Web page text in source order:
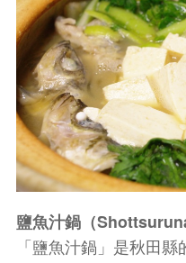
鹽魚汁鍋（
「鹽魚汁鍋」是秋田